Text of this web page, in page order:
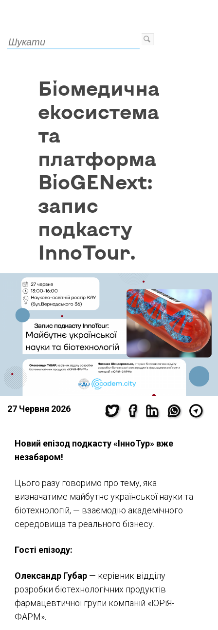
Біомедична
екосистема
та
платформа
BioGENext:
запис
подкасту
InnoTour.
27 Червня 2026
Новий епізод подкасту «ІнноТур» вже
незабаром!
Цього разу говоримо про тему, яка
визначатиме майбутнє української науки та
біотехнологій, — взаємодію академічного
середовища та реального бізнесу.
Гості епізоду:
Олександр Губар — керівник відділу
розробки біотехнологічних продуктів
фармацевтичної групи компаній «ЮРіЯ-
ФАРМ».